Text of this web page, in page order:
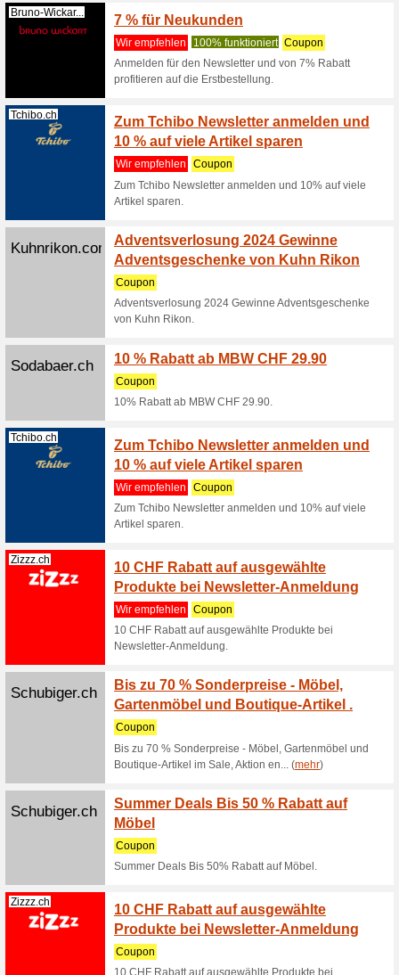
Kaiserkraft.ch
Klicke
Wir
Klicke
(mehr
Kaercher.com
Wir
Spcshop.ch
Klicke
Klicke